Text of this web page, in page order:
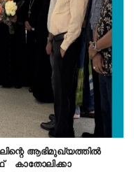
ആഭിമുഖ്യത്തിൽ